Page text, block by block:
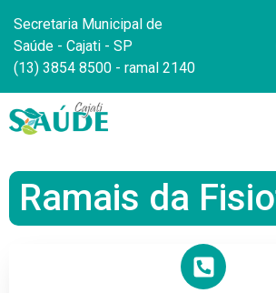
Secretaria Municipal de
Saúde - Cajati - SP
(13) 3854 8500 - ramal 2140
Ramais da